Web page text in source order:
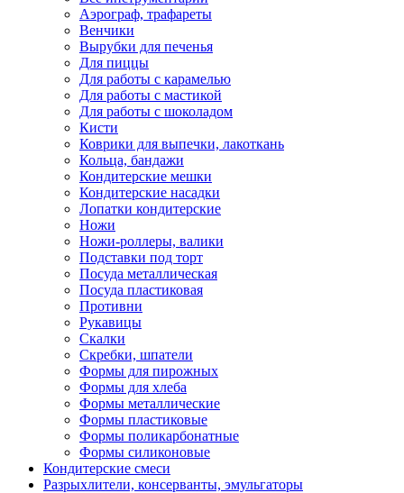
Аэрограф, трафареты
Венчики
Вырубки для печенья
Для пиццы
Для работы с карамелью
Для работы с мастикой
Для работы с шоколадом
Кисти
Коврики для выпечки, лакоткань
Кольца, бандажи
Кондитерские мешки
Кондитерские насадки
Лопатки кондитерские
Ножи
Ножи-роллеры, валики
Подставки под торт
Посуда металлическая
Посуда пластиковая
Противни
Рукавицы
Скалки
Скребки, шпатели
Формы для пирожных
Формы для хлеба
Формы металлические
Формы пластиковые
Формы поликарбонатные
Формы силиконовые
Кондитерские смеси
Разрыхлители, консерванты, эмульгаторы